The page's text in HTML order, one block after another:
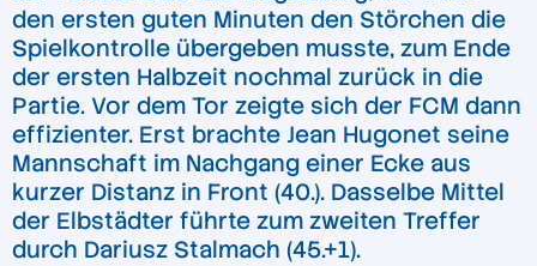
den ersten guten Minuten den Störchen die
Spielkontrolle übergeben musste, zum Ende
der ersten Halbzeit nochmal zurück in die
Partie. Vor dem Tor zeigte sich der FCM dann
effizienter. Erst brachte Jean Hugonet seine
Mannschaft im Nachgang einer Ecke aus
kurzer Distanz in Front (40.). Dasselbe Mittel
der Elbstädter führte zum zweiten Treffer
durch Dariusz Stalmach (45.+1).